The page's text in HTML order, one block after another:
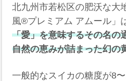
北九州市若松区の肥沃な大
風®プレミアム アムール」
「愛」を意味するその名の
自然の恵みが詰まった幻の
一般的なスイカの糖度が8